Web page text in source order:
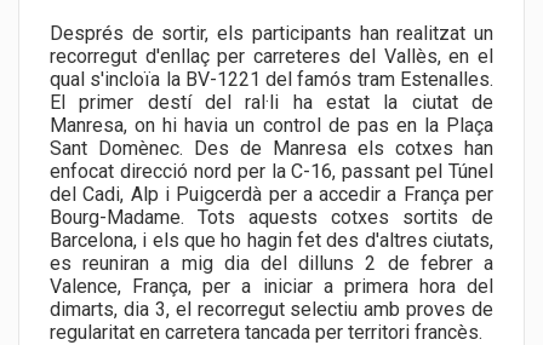
Després de sortir, els participants han realitzat un
recorregut d'enllaç per carreteres del Vallès, en el
qual s'incloïa la BV-1221 del famós tram Estenalles.
El primer destí del ral·li ha estat la ciutat de
Manresa, on hi havia un control de pas en la Plaça
Sant Domènec. Des de Manresa els cotxes han
enfocat direcció nord per la C-16, passant pel Túnel
del Cadi, Alp i Puigcerdà per a accedir a França per
Bourg-Madame. Tots aquests cotxes sortits de
Barcelona, i els que ho hagin fet des d'altres ciutats,
es reuniran a mig dia del dilluns 2 de febrer a
Valence, França, per a iniciar a primera hora del
dimarts, dia 3, el recorregut selectiu amb proves de
regularitat en carretera tancada per territori francès.